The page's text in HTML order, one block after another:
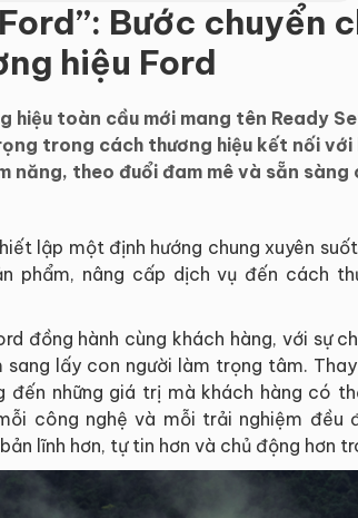
Bước chuyển
hiệu Ford
hiệu toàn cầu mới mang tên Ready
trong cách thương hiệu kết nối
năng, theo đuổi đam mê và sẵn sàng
lập một định hướng chung xuyên
phẩm, nâng cấp dịch vụ đến cách
đồng hành cùng khách hàng, với sự
lấy con người làm trọng tâm.
đến những giá trị mà khách hàng có
công nghệ và mỗi trải nghiệm đều
lĩnh hơn, tự tin hơn và chủ động hơn